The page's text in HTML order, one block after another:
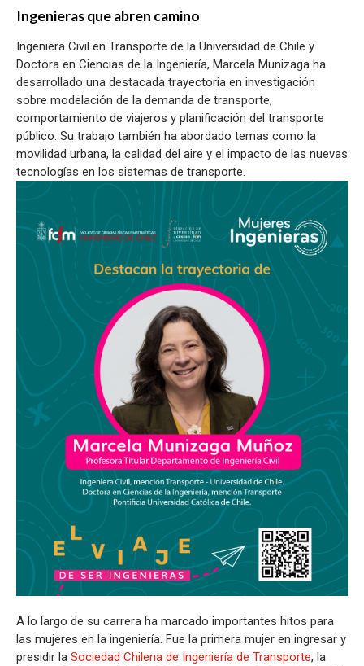
Ingenieras que abren camino
Ingeniera Civil en Transporte de la Universidad de Chile y
Doctora en Ciencias de la Ingeniería, Marcela Munizaga ha
desarrollado una destacada trayectoria en investigación
sobre modelación de la demanda de transporte,
comportamiento de viajeros y planificación del transporte
público. Su trabajo también ha abordado temas como la
movilidad urbana, la calidad del aire y el impacto de las nuevas
tecnologías en los sistemas de transporte.
A lo largo de su carrera ha marcado importantes hitos para
las mujeres en la ingeniería. Fue la primera mujer en ingresar y
presidir la Sociedad Chilena de Ingeniería de Transporte, la